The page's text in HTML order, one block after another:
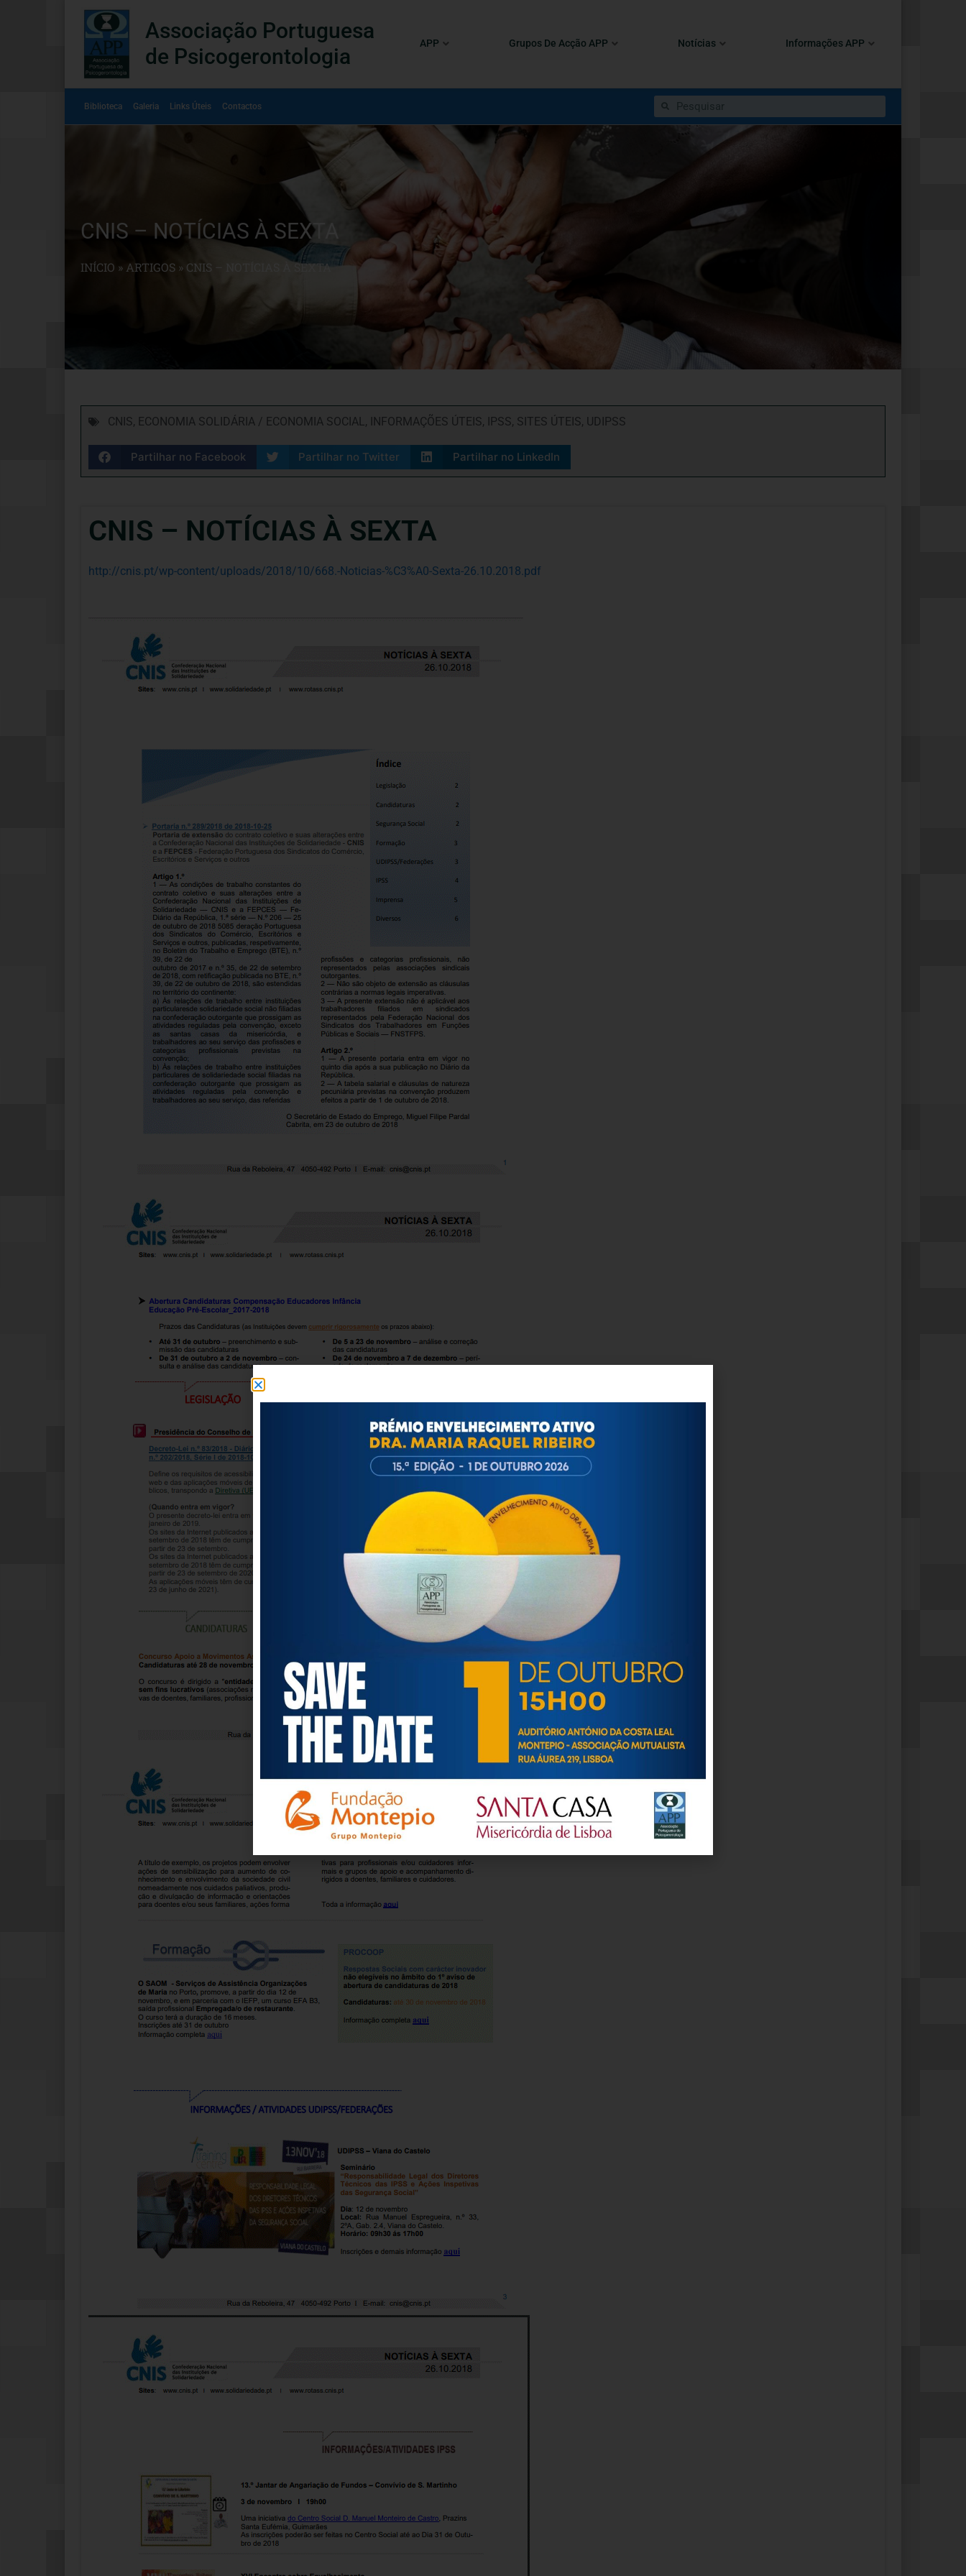
Associação Portuguesa
de Psicogerontologia
APP Grupos De Acção APP Notícias Informações APP
Biblioteca Galeria Links Úteis Contactos
CNIS – NOTÍCIAS À SEXTA
INÍCIO » ARTIGOS » CNIS – NOTÍCIAS À SEXTA
CNIS, ECONOMIA SOLIDÁRIA / ECONOMIA SOCIAL , INFORMAÇÕES ÚTEIS, IPSS, SITES ÚTEIS, UDIPSS
Partilhar no Facebook Partilhar no Twitter Partilhar no LinkedIn
CNIS – NOTÍCIAS À SEXTA
http://cnis.pt/wp-content/uploads/2018/10/668.-Noticias-%C3%A0-Sexta-26.10.2018.pdf